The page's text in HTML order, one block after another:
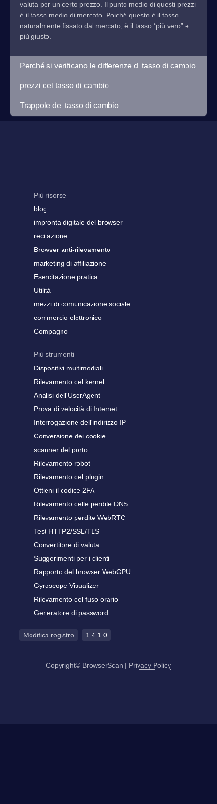
valuta per un certo prezzo. Il punto medio di questi prezzi
è il tasso medio di mercato. Poiché questo è il tasso
naturalmente fissato dal mercato, è il tasso “più vero” e
più giusto.
Perché si verificano le differenze di tasso di cambio
prezzi del tasso di cambio
Trappole del tasso di cambio
Più risorse
blog
impronta digitale del browser
recitazione
Browser anti-rilevamento
marketing di affiliazione
Esercitazione pratica
Utilità
mezzi di comunicazione sociale
commercio elettronico
Compagno
Più strumenti
Dispositivi multimediali
Rilevamento del kernel
Analisi dell'UserAgent
Prova di velocità di Internet
Interrogazione dell'indirizzo IP
Conversione dei cookie
scanner del porto
Rilevamento robot
Rilevamento del plugin
Ottieni il codice 2FA
Rilevamento delle perdite DNS
Rilevamento perdite WebRTC
Test HTTP2/SSL/TLS
Convertitore di valuta
Suggerimenti per i clienti
Rapporto del browser WebGPU
Gyroscope Visualizer
Rilevamento del fuso orario
Generatore di password
Modifica registro 1.4.1.0
Copyright© BrowserScan | Privacy Policy